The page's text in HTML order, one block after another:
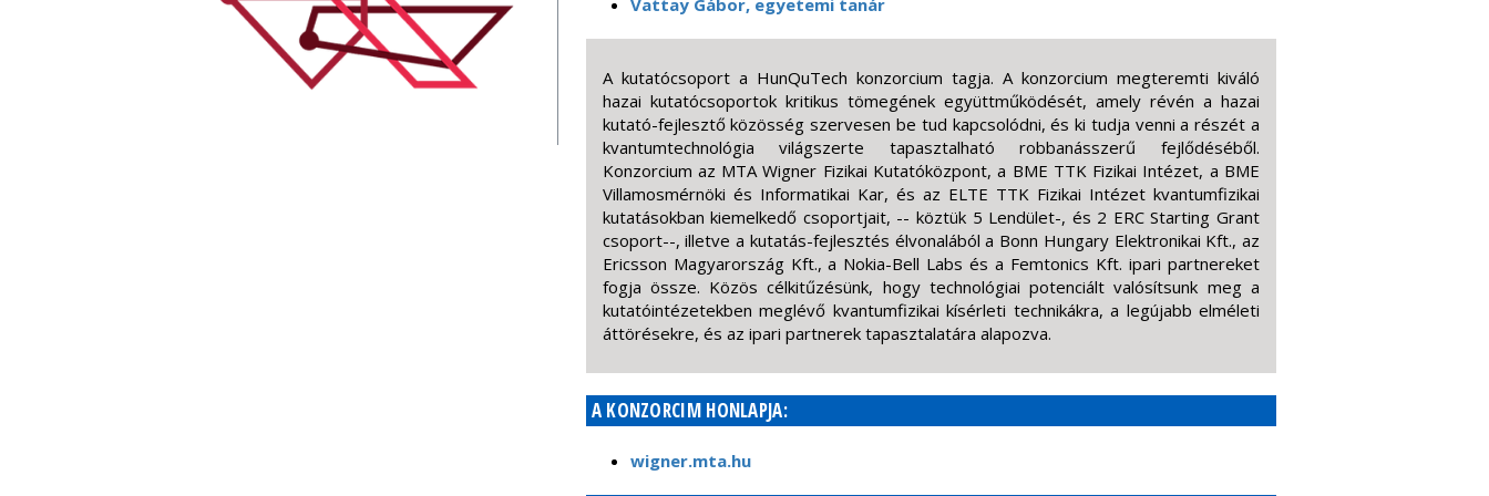
Vattay Gábor, egyetemi tanár
A kutatócsoport a HunQuTech konzorcium tagja. A konzorcium megteremti kiváló
hazai kutatócsoportok kritikus tömegének együttműködését, amely révén a hazai
kutató-fejlesztő közösség szervesen be tud kapcsolódni, és ki tudja venni a részét a
kvantumtechnológia világszerte tapasztalható robbanásszerű fejlődéséből.
Konzorcium az MTA Wigner Fizikai Kutatóközpont, a BME TTK Fizikai Intézet, a BME
Villamosmérnöki és Informatikai Kar, és az ELTE TTK Fizikai Intézet kvantumfizikai
kutatásokban kiemelkedő csoportjait, -- köztük 5 Lendület-, és 2 ERC Starting Grant
csoport--, illetve a kutatás-fejlesztés élvonalából a Bonn Hungary Elektronikai Kft., az
Ericsson Magyarország Kft., a Nokia-Bell Labs és a Femtonics Kft. ipari partnereket
fogja össze. Közös célkitűzésünk, hogy technológiai potenciált valósítsunk meg a
kutatóintézetekben meglévő kvantumfizikai kísérleti technikákra, a legújabb elméleti
áttörésekre, és az ipari partnerek tapasztalatára alapozva.
A KONZORCIM HONLAPJA:
wigner.mta.hu